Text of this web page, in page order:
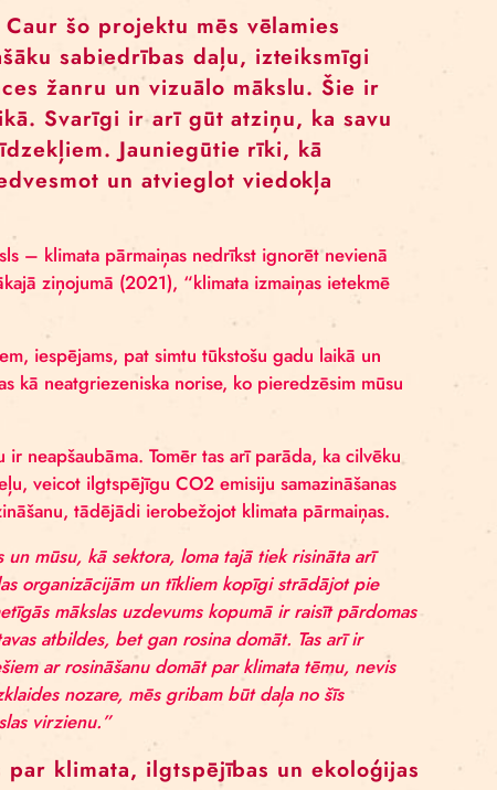
lielāks). Žanra specifikas dēļ laikmetīgā cirka
klimata pārmaiņām un citām politiskām
jaunas auditorijas sasniegšanai, kā arī aktīvisma
No paaudzes paaudzē mantotais uzskats, ka
un sabiedriskos procesus, turpina būt par
alternatīvus reakcijas modeļus, kas jauniešu
pasivitātes saknes rodamas arī zināšanu trūkumā
ka valstīs, kur aktīvisms jau ir gadiem ilga prakse
vecumā iesaistās sabiedrības procesos un ir
kura aizsāka kustību “Fridays For Future” ir
vecums nav šķērslis, lai iestātos par sev svarīgo.
dažādi. Caur šo projektu mēs
un plašāku sabiedrības daļu,
žanru un vizuālo mākslu.
laikā. Svarīgi ir arī gūt atziņu,
lieliem līdzekļiem. Jauniegūtie rīki, kā
var iedvesmot un atvieglot
iemesls – klimata pārmaiņas nedrīkst
jaunākajā ziņojumā (2021), “klimata